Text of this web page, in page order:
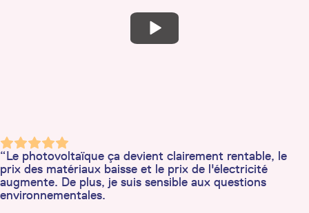
“Le photovoltaïque ça devient clairement rentable, le
prix des matériaux baisse et le prix de l'électricité
augmente. De plus, je suis sensible aux questions
environnementales.